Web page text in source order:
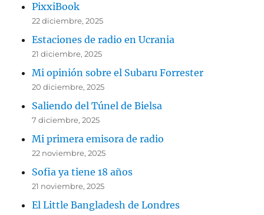
PixxiBook
22 diciembre, 2025
Estaciones de radio en Ucrania
21 diciembre, 2025
Mi opinión sobre el Subaru Forrester
20 diciembre, 2025
Saliendo del Túnel de Bielsa
7 diciembre, 2025
Mi primera emisora de radio
22 noviembre, 2025
Sofia ya tiene 18 años
21 noviembre, 2025
El Little Bangladesh de Londres